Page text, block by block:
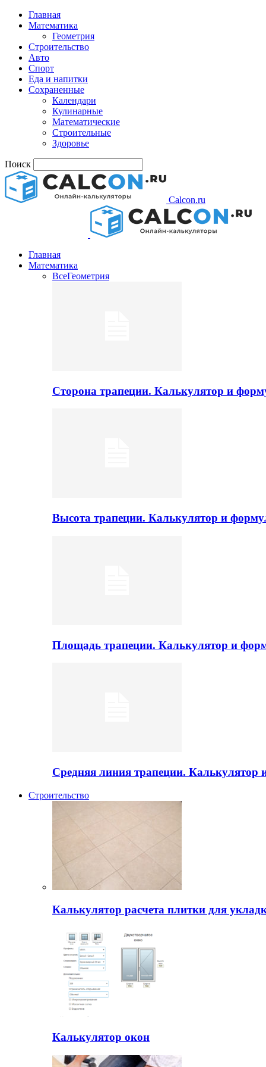
Главная
Математика
Геометрия
Строительство
Авто
Спорт
Еда и напитки
Сохраненные
Календари
Кулинарные
Математические
Строительные
Здоровье
Поиск
Calcon.ru
Главная
Математика
ВсеГеометрия
Сторона трапеции. Калькулятор и
Высота трапеции. Калькулятор и
Площадь трапеции. Калькулятор и
Средняя линия трапеции.
Строительство
Калькулятор расчета плитки для
Калькулятор окон